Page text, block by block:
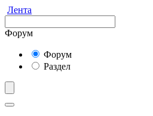
Лента
Форум
Форум
Раздел